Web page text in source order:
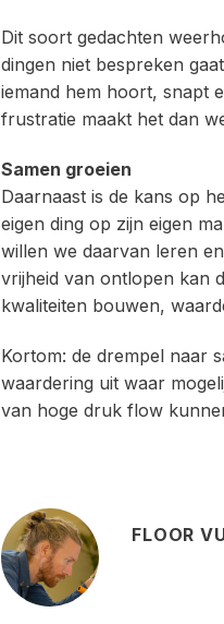
Dit soort gedachten
dingen niet bespreken
iemand hem hoort, snapt
frustratie maakt het dan
Samen groeien
Daarnaast is de kans op
eigen ding op zijn eigen
willen we daarvan leren
vrijheid van ontlopen kan
kwaliteiten bouwen,
Kortom: de drempel naar
waardering uit waar
van hoge druk flow
FLOOR